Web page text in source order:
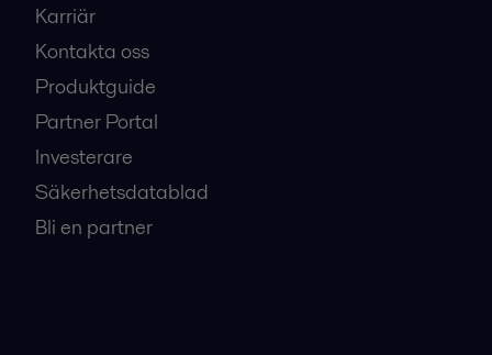
Karriär
Kontakta oss
Produktguide
Partner Portal
Investerare
Säkerhetsdatablad
Bli en partner